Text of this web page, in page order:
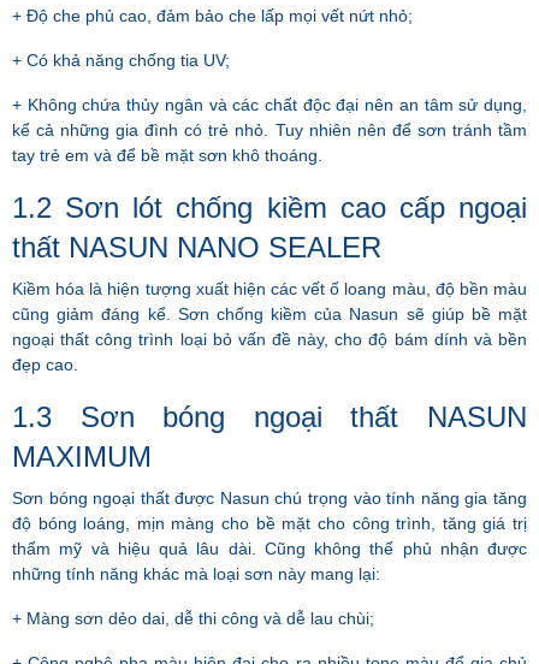
+ Độ che phủ cao, đảm bảo che lấp mọi vết nứt nhỏ;
+ Có khả năng chống tia UV;
+ Không chứa thủy ngân và các chất độc đại nên an tâm sử dụng,
kể cả những gia đình có trẻ nhỏ. Tuy nhiên nên để sơn tránh tầm
tay trẻ em và để bề mặt sơn khô thoáng.
1.2 Sơn lót chống kiềm cao cấp ngoại
thất NASUN NANO SEALER
Kiềm hóa là hiện tượng xuất hiện các vết ố loang màu, độ bền màu
cũng giảm đáng kể. Sơn chống kiềm của Nasun sẽ giúp bề mặt
ngoại thất công trình loại bỏ vấn đề này, cho độ bám dính và bền
đẹp cao.
1.3 Sơn bóng ngoại thất NASUN
MAXIMUM
Sơn bóng ngoại thất được Nasun chú trọng vào tính năng gia tăng
độ bóng loáng, mịn màng cho bề mặt cho công trình, tăng giá trị
thẩm mỹ và hiệu quả lâu dài. Cũng không thể phủ nhận được
những tính năng khác mà loại sơn này mang lại:
+ Màng sơn dẻo dai, dễ thi công và dễ lau chùi;